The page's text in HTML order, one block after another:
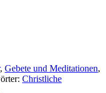
, Gebete und Meditationen,
Christliche